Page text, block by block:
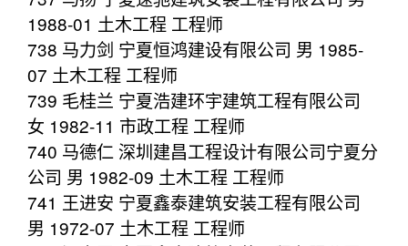
1988-01 土木工程 工程师
738 马力剑 宁夏恒鸿建设有限公司 男 1985-
07 土木工程 工程师
739 毛桂兰 宁夏浩建环宇建筑工程有限公司
女 1982-11 市政工程 工程师
740 马德仁 深圳建昌工程设计有限公司宁夏分
公司 男 1982-09 土木工程 工程师
741 王进安 宁夏鑫泰建筑安装工程有限公司
男 1972-07 土木工程 工程师